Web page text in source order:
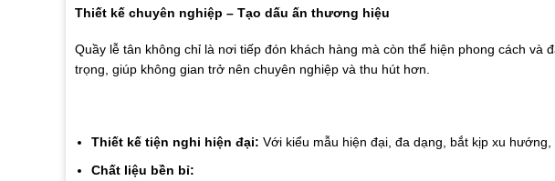
Thiết kế chuyên nghiệp – Tạo dấu ấn thương hiệu
Quầy lễ tân không chỉ là nơi tiếp đón khách hàng mà còn thể hiện phong cách và
trọng, giúp không gian trở nên chuyên nghiệp và thu hút hơn.
Thiết kế tiện nghi hiện đại: Với kiểu mẫu hiện đại, đa dạng, bắt kịp xu
Chất liệu bền bỉ: